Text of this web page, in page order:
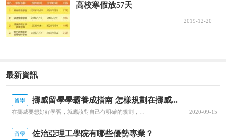
高校寒假放57天
2019-12-20
最新資訊
留學 挪威留學學霸養成指南 怎樣規劃在挪威...
2020-09-15
留學 佐治亞理工學院有哪些優勢專業？